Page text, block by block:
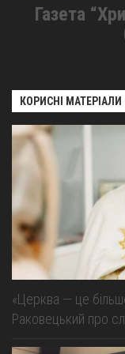
Газета
КОРИСНІ МАТЕРІАЛИ
«Церква — це
Раковецький про